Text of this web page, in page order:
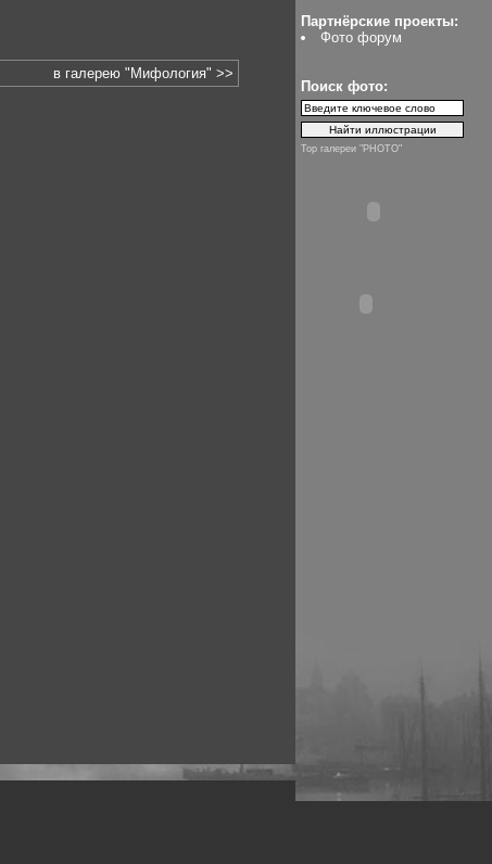
в галерею "Мифология" >>
Партнёрские проекты:
Фото форум
Поиск фото:
Top галереи "PHOTO"